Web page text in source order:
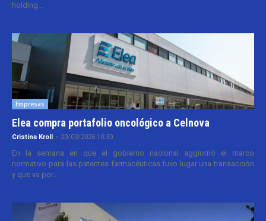
holding...
Empresas
Elea compra portafolio oncológico a Celnova
Cristina Kroll - 20/03/2026 10:30
En la semana en que el gobierno nacional aggiornó el marco
normativo para las patentes farmacéuticas tuvo lugar una transacción
y que va por...